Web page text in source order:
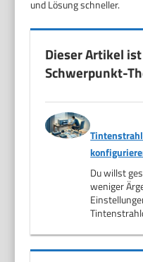
und Lösung schneller.
Dieser Artikel
Schwerpunkt-
Du willst
weniger